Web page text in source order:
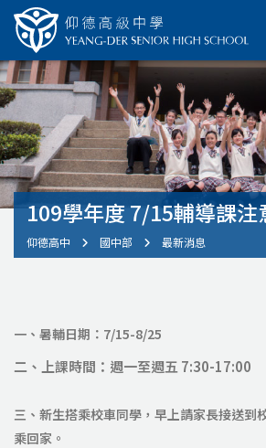
109學年度 7/15輔導課注
仰德高中 國中部 最新消息
一、暑輔日期：7/15-8/25
二、上課時間：週一至週五 7:30-17:00
三、新生搭乘校車同學，早上請家長接送到
乘回家 。